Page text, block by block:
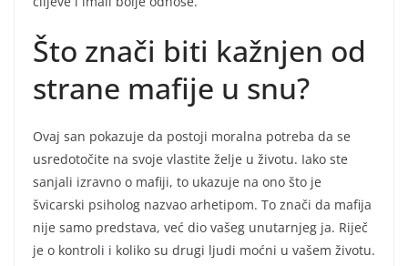
Što znači biti kažnjen od
strane mafije u snu?
Ovaj san pokazuje da postoji moralna potreba da se
usredotočite na svoje vlastite želje u životu. Iako ste
sanjali izravno o mafiji, to ukazuje na ono što je
švicarski psiholog nazvao arhetipom. To znači da mafija
nije samo predstava, već dio vašeg unutarnjeg ja. Riječ
je o kontroli i koliko su drugi ljudi moćni u vašem životu.